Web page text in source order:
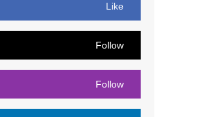
Like
Follow
Follow